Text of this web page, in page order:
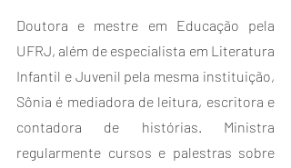
Doutora e mestre em Educação pela
UFRJ, além de especialista em Literatura
Infantil e Juvenil pela mesma instituição,
Sônia é mediadora de leitura, escritora e
contadora de histórias. Ministra
regularmente cursos e palestras sobre